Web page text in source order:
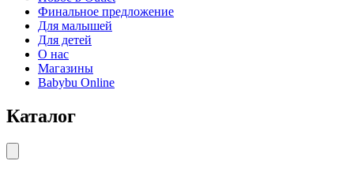
Финальное предложение
Для малышей
Для детей
О нас
Магазины
Babybu Online
Каталог